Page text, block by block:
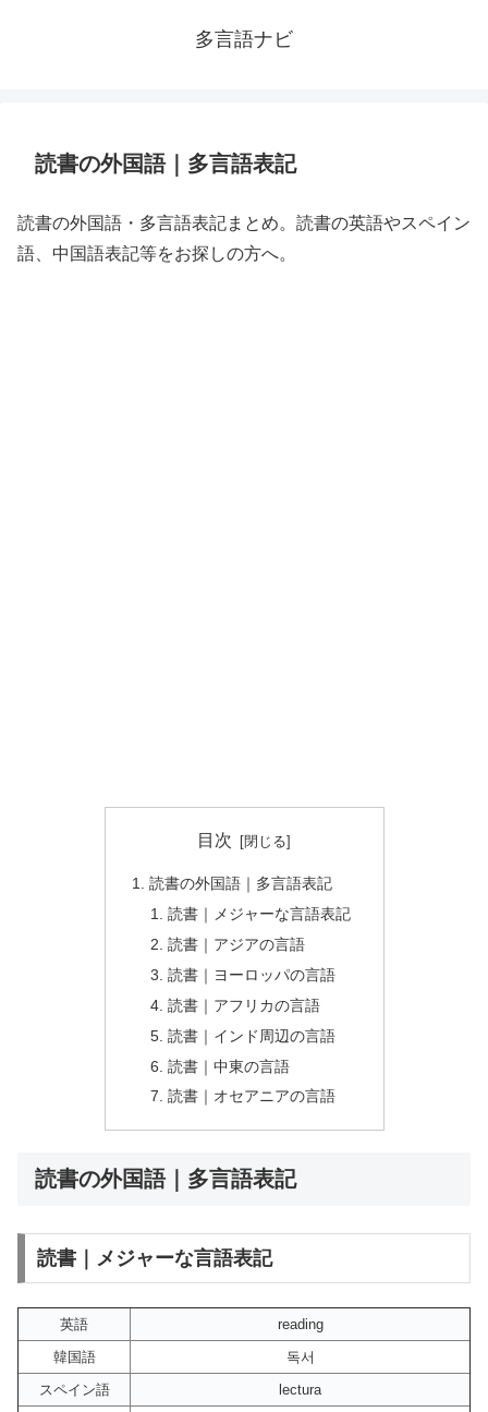
多言語ナビ
読書の外国語｜多言語表記
読書の外国語・多言語表記まとめ。読書の英語やスペイン
語、中国語表記等をお探しの方へ。
目次
読書の外国語｜多言語表記
読書｜メジャーな言語表記
読書｜アジアの言語
読書｜ヨーロッパの言語
読書｜アフリカの言語
読書｜インド周辺の言語
読書｜中東の言語
読書｜オセアニアの言語
読書の外国語｜多言語表記
読書｜メジャーな言語表記
英語
reading
韓国語
독서
スペイン語
lectura